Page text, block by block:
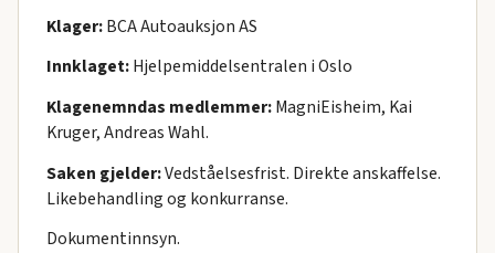
Klager:BCA Autoauksjon AS
Innklaget:Hjelpemiddelsentralen i Oslo
Klagenemndas medlemmer:MagniEisheim, Kai
Kruger, Andreas Wahl.
Saken gjelder:Vedståelsesfrist. Direkte anskaffelse.
Likebehandling og konkurranse.
Dokumentinnsyn.